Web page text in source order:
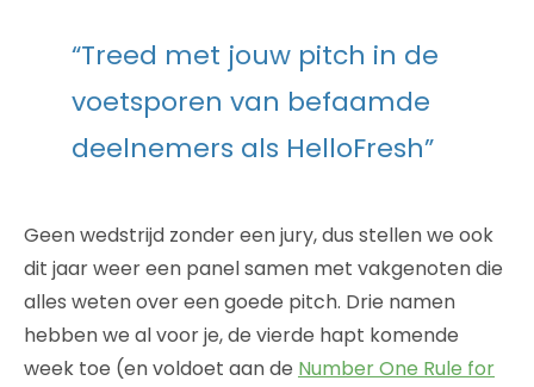
“Treed met jouw pitch in de
voetsporen van befaamde
deelnemers als HelloFresh”
Geen wedstrijd zonder een jury, dus stellen we ook
dit jaar weer een panel samen met vakgenoten die
alles weten over een goede pitch. Drie namen
hebben we al voor je, de vierde hapt komende
week toe (en voldoet aan de Number One Rule for